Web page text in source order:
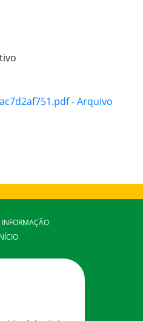
- Arquivo
INFORMAÇÃO